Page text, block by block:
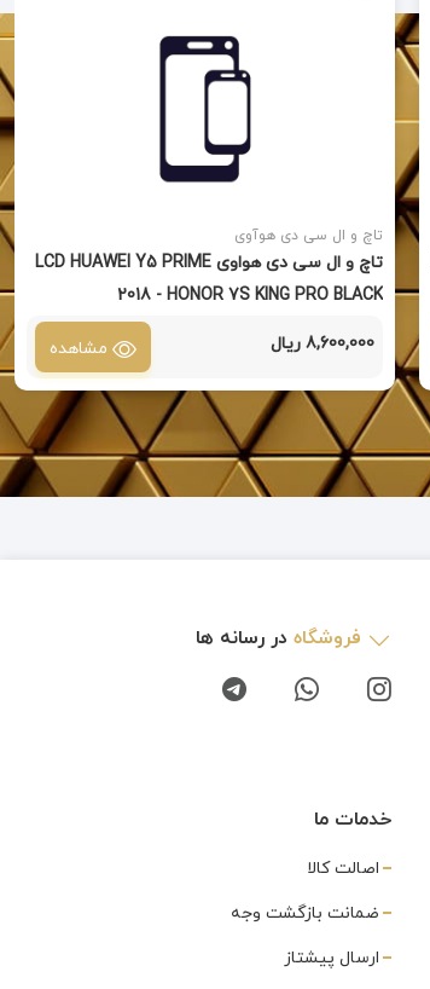
تاچ و ال سی دی هوآوی
تاچ و ال سی دی هواوی LCD HUAWEI Y5 PRIME
2018 - HONOR 7S KING PRO BLACK
8,600,000 ریال مشاهده
فروشگاه در رسانه ها
خدمات ما
اصالت کالا
ضمانت بازگشت وجه
ارسال پیشتاز